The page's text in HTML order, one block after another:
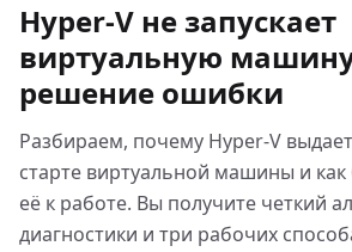
Hyper-V не запускает
виртуальную
решение ошибки
Разбираем, почему Hyper-V
старте виртуальной машины и
её к работе. Вы получите четкий
диагностики и три рабочих